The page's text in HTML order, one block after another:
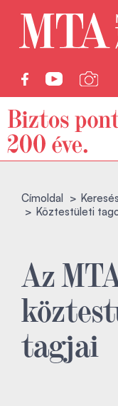
Címoldal
Köztestületi
Az
tagjai